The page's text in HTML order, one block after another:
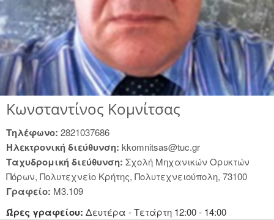
Κωνσταντίνος Κομνίτσας
Tηλέφωνο: 2821037686
Hλεκτρονική διεύθυνση: kkomnitsas@tuc.gr
Tαχυδρομική διεύθυνση: Σχολή Μηχανικών Ορυκτών
Πόρων, Πολυτεχνείο Κρήτης, Πολυτεχνειούπολη, 73100
Γραφείο: Μ3.109
Ώρες γραφείου: Δευτέρα - Tετάρτη 12:00 - 14:00